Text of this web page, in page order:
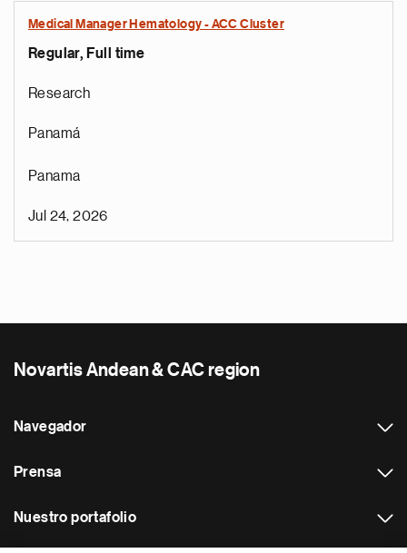
Medical Manager Hematology - ACC Cluster
Regular, Full time
Research
Panamá
Panama
Jul 24, 2026
Novartis Andean & CAC region
Navegador
Prensa
Nuestro portafolio